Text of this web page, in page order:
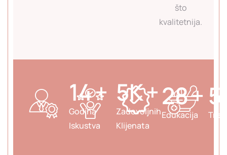
što
kvalitetnija.
20+
Godina
Iskustva
8K+
Zadovoljnih
Klijenata
40+
Edukacija